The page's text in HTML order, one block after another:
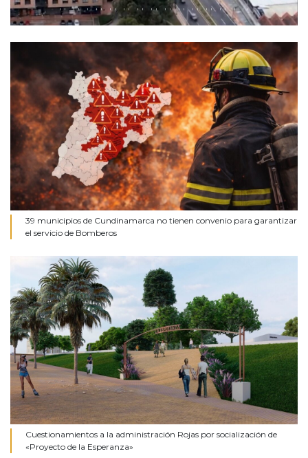
39 municipios de Cundinamarca no tienen convenio para garantizar
el servicio de Bomberos
Cuestionamientos a la administración Rojas por socialización de
«Proyecto de la Esperanza»